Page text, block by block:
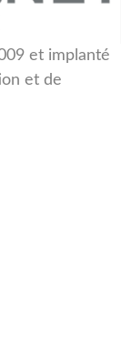
et implanté
et de